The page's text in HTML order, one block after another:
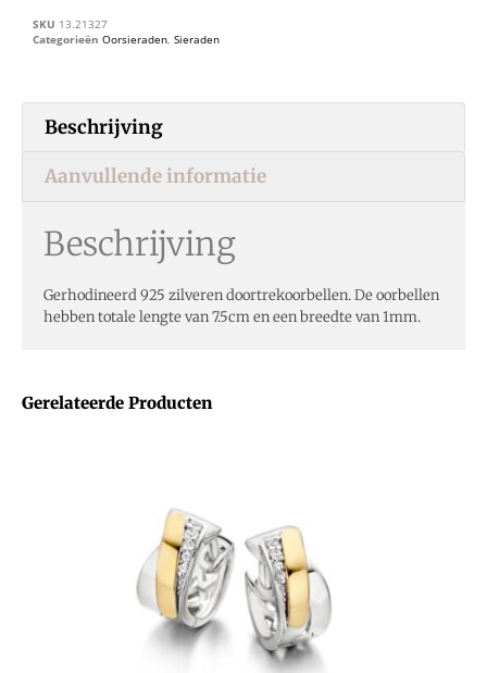
Gerelateerde Producten
SKU 13.21327
Categorieën Oorsieraden, Sieraden
Beschrijving
Aanvullende informatie
Beschrijving
Gerhodineerd 925 zilveren doortrekoorbellen. De oorbellen
hebben totale lengte van 7.5cm en een breedte van 1mm.